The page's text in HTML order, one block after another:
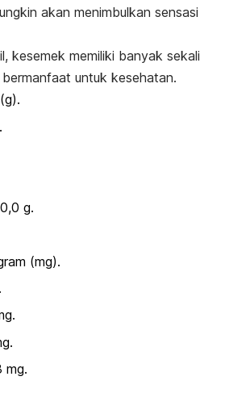
akan menimbulkan sensasi
kesemek memiliki banyak sekali
untuk kesehatan.
g.
(mg).
mg.